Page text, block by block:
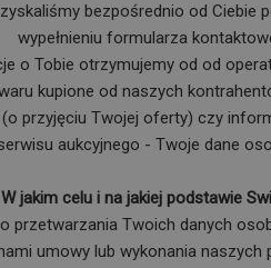
bezpośrednio od Ciebie
wypełnieniu formularza
o Tobie otrzymujemy od od
kupione od naszych
przyjęciu Twojej oferty) czy
aukcyjnego - Twoje dane
W jakim celu i na jakiej podstawie
przetwarzania Twoich danych
umowy lub wykonania naszych